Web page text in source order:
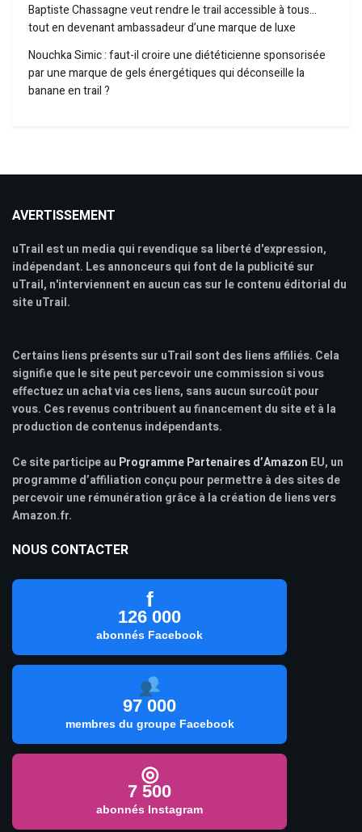
Baptiste Chassagne veut rendre le trail accessible à tous…
tout en devenant ambassadeur d’une marque de luxe
Nouchka Simic : faut-il croire une diététicienne sponsorisée
par une marque de gels énergétiques qui déconseille la
banane en trail ?
AVERTISSEMENT
uTrail est un media qui revendique sa liberté d'expression,
indépendant. Les annonceurs qui font de la publicité sur
uTrail, n'interviennent en aucun cas sur le contenu éditorial du
site uTrail.
Certains liens présents sur uTrail sont des liens affiliés. Cela
signifie que le site peut percevoir une commission si vous
effectuez un achat via ces liens, sans aucun surcoût pour
vous. Ces revenus contribuent au financement du site et à la
production de contenus indépendants.
Ce site participe au Programme Partenaires d’Amazon EU, un
programme d’affiliation conçu pour permettre à des sites de
percevoir une rémunération grâce à la création de liens vers
Amazon.fr.
NOUS CONTACTER
f
126 000
abonnés Facebook
97 000
membres du groupe Facebook
◎
7 500
abonnés Instagram